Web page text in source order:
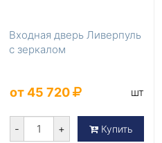
Входная дверь Ливерпуль
с зеркалом
от 45 720 шт
- + Купить